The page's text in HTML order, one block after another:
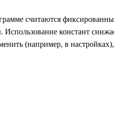
считаются
констант
(например, в